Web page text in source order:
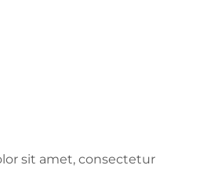
sit amet, consectetur